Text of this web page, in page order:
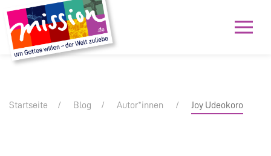
Startseite Blog Autor*innen Joy Udeokoro